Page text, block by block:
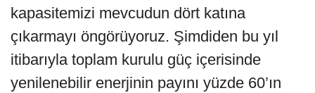
kapasitemizi mevcudun dört katına
çıkarmayı öngörüyoruz. Şimdiden bu yıl
itibarıyla toplam kurulu güç içerisinde
yenilenebilir enerjinin payını yüzde 60’ın